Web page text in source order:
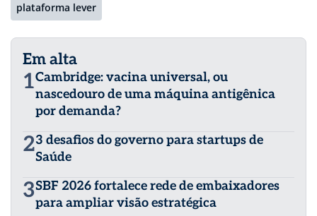
plataforma lever
Em alta
1Cambridge: vacina universal, ou
nascedouro de uma máquina antigênica
por demanda?
23 desafios do governo para startups de
Saúde
3SBF 2026 fortalece rede de embaixadores
para ampliar visão estratégica